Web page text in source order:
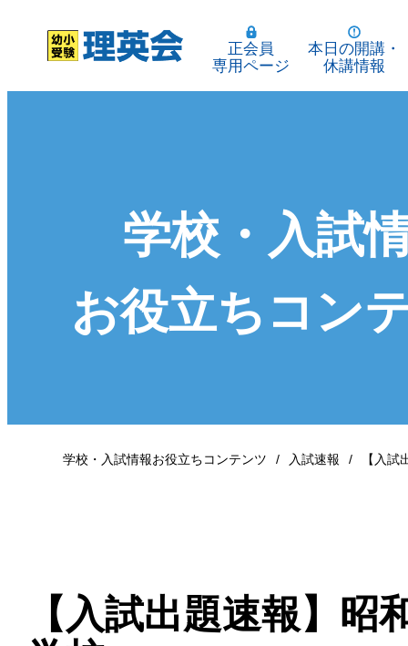
正会員
専用ページ
本日の開講・
休講情報
学校・入試
お役立ちコン
学校・入試情報お役立ちコンテンツ 入試速報 【入
【入試出題速報】昭